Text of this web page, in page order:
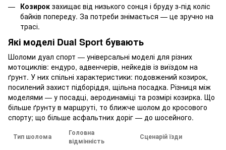
Козирок захищає від низького сонця і бруду з-під коліс
байків попереду. За потреби знімається — це зручно на
трасі.
Які моделі Dual Sport бувають
Шоломи дуал спорт — універсальні моделі для різних
мотоциклів: ендуро, адвенчерів, нейкедів із виїздом на
ґрунт. У них спільні характеристики: подовжений козирок,
посилений захист підборіддя, щільна посадка. Різниця між
моделями — у посадці, аеродинаміці та розмірі козирка. Що
більше ґрунту в маршруті, то ближче шолом до кросового
спорту; що більше асфальтних доріг — до шосейного.
Тип шолома
Головна
відмінність
Сценарій їзди